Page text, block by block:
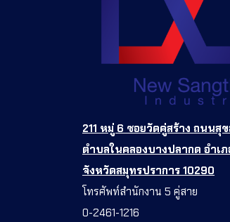
211 หมู่ 6 ซอยวัดคู่สร้าง ถนนสุ
ตำบลในคลองบางปลากด อำเ
จังหวัดสมุทรปราการ 10290
โทรศัพท์สำนักงาน 5 คู่สาย
0-2461-1216